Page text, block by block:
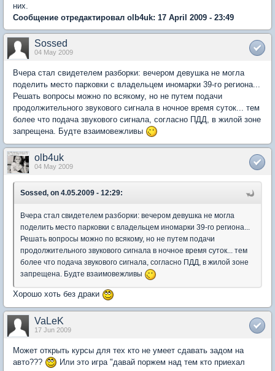
них.
Сообщение отредактировал olb4uk: 17 April 2009 - 23:49
Sossed
04 May 2009
Вчера стал свидетелем разборки: вечером девушка не могла
поделить место парковки с владельцем иномарки 39-го региона...
Решать вопросы можно по всякому, но не путем подачи
продолжительного звукового сигнала в ночное время суток... тем
более что подача звукового сигнала, согласно ПДД, в жилой зоне
запрещена. Будте взаимовежливы
olb4uk
04 May 2009
Sossed, on 4.05.2009 - 12:29:
Вчера стал свидетелем разборки: вечером девушка не могла
поделить место парковки с владельцем иномарки 39-го региона...
Решать вопросы можно по всякому, но не путем подачи
продолжительного звукового сигнала в ночное время суток... тем
более что подача звукового сигнала, согласно ПДД, в жилой зоне
запрещена. Будте взаимовежливы
Хорошо хоть без драки
VaLeK
17 Jun 2009
Может открыть курсы для тех кто не умеет сдавать задом на
авто???
Или это игра "давай поржем над тем кто приехал